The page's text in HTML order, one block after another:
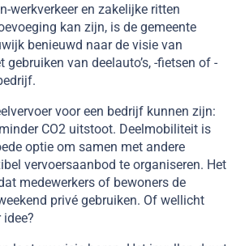
werkverkeer en zakelijke ritten
kan zijn, is de gemeente
benieuwd naar de visie van
gebruiken van deelauto’s, -fietsen of -
voor een bedrijf kunnen zijn:
CO2 uitstoot. Deelmobiliteit is
optie om samen met andere
vervoersaanbod te organiseren. Het
medewerkers of bewoners de
privé gebruiken. Of wellicht